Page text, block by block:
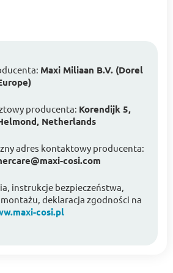
Maxi Miliaan B.V. (Dorel
producenta: Korendijk 5,
Netherlands
adres kontaktowy producenta:
cosi.com
instrukcje bezpieczeństwa,
deklaracja zgodności na
cosi.pl